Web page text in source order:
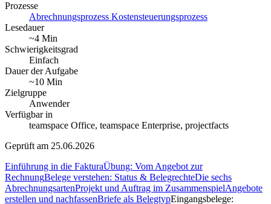
Prozesse
Abrechnungsprozess Kostensteuerungsprozess
Lesedauer
~4 Min
Schwierigkeitsgrad
Einfach
Dauer der Aufgabe
~10 Min
Zielgruppe
Anwender
Verfügbar in
teamspace Office, teamspace Enterprise, projectfacts
Geprüft am 25.06.2026
Einführung in die FakturaÜbung: Vom Angebot zur
RechnungBelege verstehen: Status & BelegrechteDie sechs
AbrechnungsartenProjekt und Auftrag im ZusammenspielAngebote
erstellen und nachfassenBriefe als BelegtypEingangsbelege: